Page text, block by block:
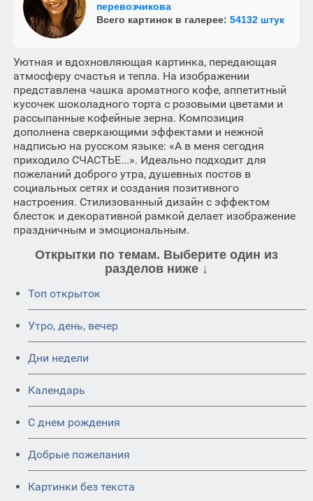
перевозчикова
Всего картинок в галерее: 54132 штук
Уютная и вдохновляющая картинка, передающая
атмосферу счастья и тепла. На изображении
представлена чашка ароматного кофе, аппетитный
кусочек шоколадного торта с розовыми цветами и
рассыпанные кофейные зерна. Композиция
дополнена сверкающими эффектами и нежной
надписью на русском языке: «А в меня сегодня
приходило СЧАСТЬЕ...». Идеально подходит для
пожеланий доброго утра, душевных постов в
социальных сетях и создания позитивного
настроения. Стилизованный дизайн с эффектом
блесток и декоративной рамкой делает изображение
праздничным и эмоциональным.
Открытки по темам. Выберите один из
разделов ниже ↓
Топ открыток
Утро, день, вечер
Дни недели
Календарь
C днем рождения
Добрые пожелания
Картинки без текста